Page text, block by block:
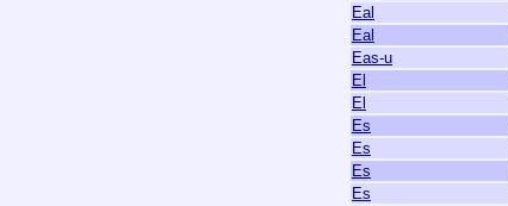
Eal
Eal
Eas-u
El
El
Es
Es
Es
Es